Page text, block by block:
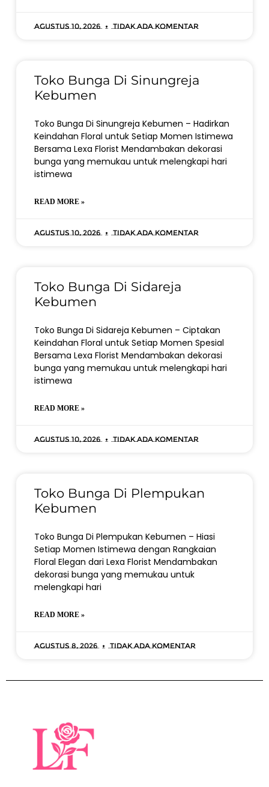
Agustus 10, 2026 Tidak ada komentar
Toko Bunga Di Sinungreja
Kebumen
Toko Bunga Di Sinungreja Kebumen – Hadirkan
Keindahan Floral untuk Setiap Momen Istimewa
Bersama Lexa Florist Mendambakan dekorasi
bunga yang memukau untuk melengkapi hari
istimewa
READ MORE »
Agustus 10, 2026 Tidak ada komentar
Toko Bunga Di Sidareja
Kebumen
Toko Bunga Di Sidareja Kebumen – Ciptakan
Keindahan Floral untuk Setiap Momen Spesial
Bersama Lexa Florist Mendambakan dekorasi
bunga yang memukau untuk melengkapi hari
istimewa
READ MORE »
Agustus 10, 2026 Tidak ada komentar
Toko Bunga Di Plempukan
Kebumen
Toko Bunga Di Plempukan Kebumen – Hiasi
Setiap Momen Istimewa dengan Rangkaian
Floral Elegan dari Lexa Florist Mendambakan
dekorasi bunga yang memukau untuk
melengkapi hari
READ MORE »
Agustus 8, 2026 Tidak ada komentar